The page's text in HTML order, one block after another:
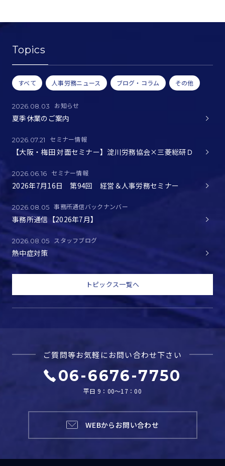
Topics
すべて 人事労務ニュース ブログ・コラム その他
2026.08.03 お知らせ
夏季休業のご案内
2026.07.21 セミナー情報
【大阪・梅田 対面セミナー】淀川労務協会×三菱総研Ｄ
2026.06.16 セミナー情報
2026年7月16日 第94回 経営＆人事労務セミナー
2026.08.05 事務所通信バックナンバー
事務所通信【2026年7月】
2026.08.05 スタッフブログ
熱中症対策
トピックス一覧へ
ご質問等お気軽にお問い合わせ下さい
06-6676-7750
平日 9：00～17：00
WEBからお問い合わせ